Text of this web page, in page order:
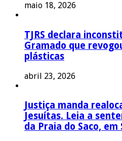
maio 18, 2026
TJRS declara
Gramado que
plásticas
abril 23, 2026
Justiça manda
Jesuítas. Leia a
da Praia do Saco, em